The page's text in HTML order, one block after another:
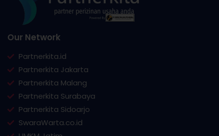
Our Network
Partnerkita.id
Partnerkita Jakarta
Partnerkita Malang
Partnerkita Surabaya
Partnerkita Sidoarjo
SwaraWarta.co.id